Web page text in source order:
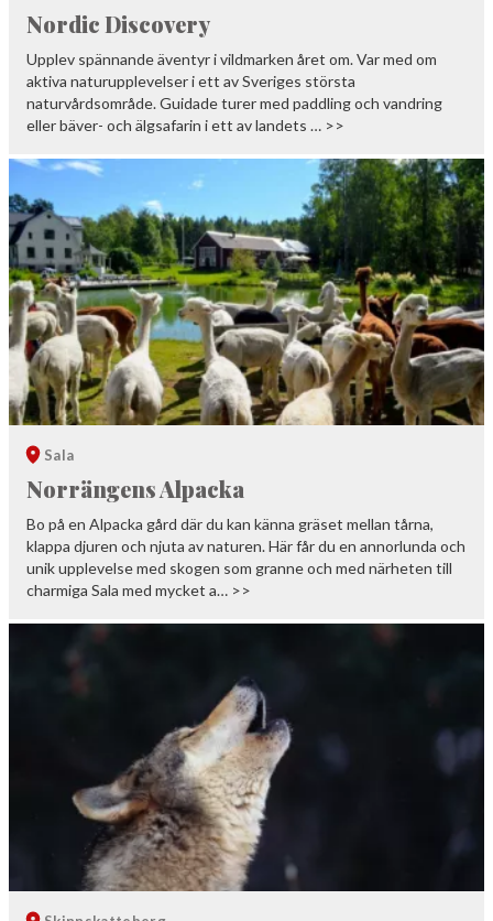
Nordic Discovery
Upplev spännande äventyr i vildmarken året om. Var med om
aktiva naturupplevelser i ett av Sveriges största
naturvårdsområde. Guidade turer med paddling och vandring
eller bäver- och älgsafarin i ett av landets … >>
Sala
Norrängens Alpacka
Bo på en Alpacka gård där du kan känna gräset mellan tårna,
klappa djuren och njuta av naturen. Här får du en annorlunda och
unik upplevelse med skogen som granne och med närheten till
charmiga Sala med mycket a… >>